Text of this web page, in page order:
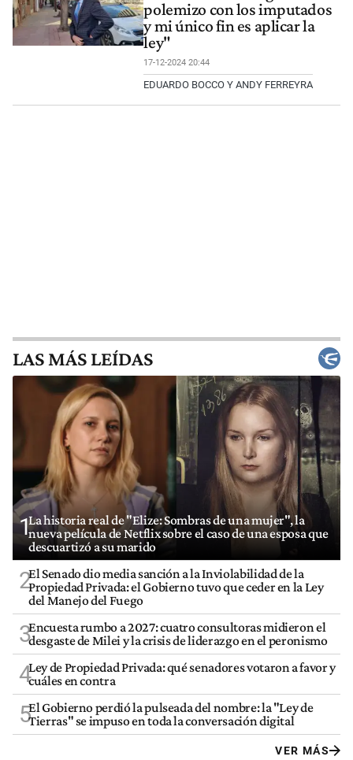
polemizo con los imputados
y mi único fin es aplicar la
ley"
17-12-2024 20:44
EDUARDO BOCCO Y ANDY FERREYRA
LAS MÁS LEÍDAS
1La historia real de "Elize: Sombras de una mujer", la
nueva película de Netflix sobre el caso de una esposa que
descuartizó a su marido
2El Senado dio media sanción a la Inviolabilidad de la
Propiedad Privada: el Gobierno tuvo que ceder en la Ley
del Manejo del Fuego
3Encuesta rumbo a 2027: cuatro consultoras midieron el
desgaste de Milei y la crisis de liderazgo en el peronismo
4Ley de Propiedad Privada: qué senadores votaron a favor y
cuáles en contra
5El Gobierno perdió la pulseada del nombre: la "Ley de
Tierras" se impuso en toda la conversación digital
VER MÁS